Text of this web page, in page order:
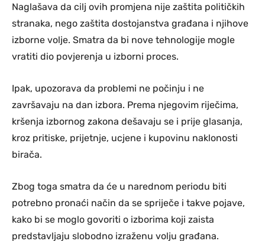
Naglašava da cilj ovih promjena nije zaštita političkih
stranaka, nego zaštita dostojanstva građana i njihove
izborne volje. Smatra da bi nove tehnologije mogle
vratiti dio povjerenja u izborni proces.
Ipak, upozorava da problemi ne počinju i ne
završavaju na dan izbora. Prema njegovim riječima,
kršenja izbornog zakona dešavaju se i prije glasanja,
kroz pritiske, prijetnje, ucjene i kupovinu naklonosti
birača.
Zbog toga smatra da će u narednom periodu biti
potrebno pronaći način da se spriječe i takve pojave,
kako bi se moglo govoriti o izborima koji zaista
predstavljaju slobodno izraženu volju građana.